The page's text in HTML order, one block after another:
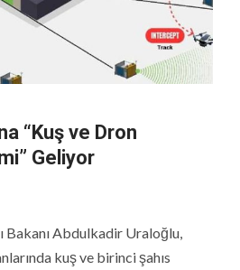
“Kuş ve Dron
Geliyor
Bakanı Abdulkadir Uraloğlu,
kuş ve birinci şahıs